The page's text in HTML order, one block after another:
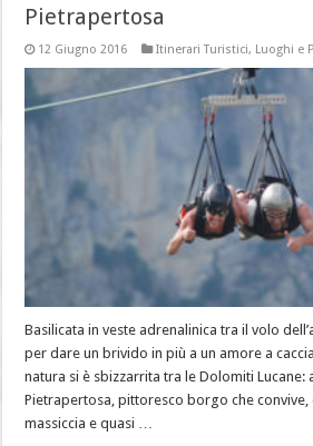
Pietrapertosa
12 Giugno 2016 Itinerari Turistici, Luoghi e
Basilicata in veste adrenalinica tra il volo
per dare un brivido in più a un amore a
natura si è sbizzarrita tra le Dolomiti Lucane:
Pietrapertosa, pittoresco borgo che convive,
massiccia e quasi …